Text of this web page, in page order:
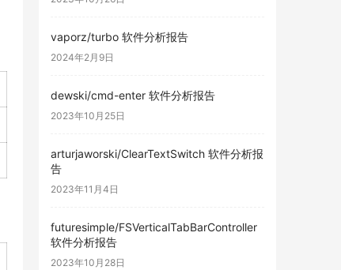
vaporz/turbo 软件分析报告
2024年2月9日
dewski/cmd-enter 软件分析报告
2023年10月25日
arturjaworski/ClearTextSwitch 软件分析报
告
2023年11月4日
futuresimple/FSVerticalTabBarController
软件分析报告
2023年10月28日